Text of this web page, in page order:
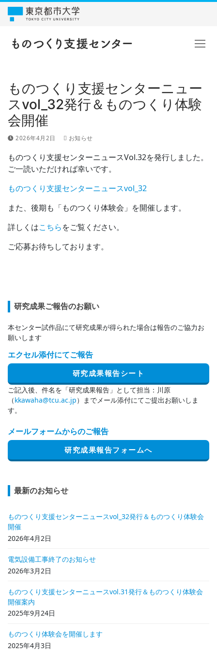
コ
ものつくり支援センターニュー
スvol_32発行＆ものつくり体験
会開催
2026年4月2日 お知らせ
ものつくり支援センターニュースVol.32を発行しました。
ご一読いただければ幸いです。
ものつくり支援センターニュースvol_32
また、後期も「ものつくり体験会」を開催します。
詳しくはこちらをご覧ください。
ご応募お待ちしております。
研究成果ご報告のお願い
本センター試作品にて研究成果が得られた場合は報告のご協力お
願いします
エクセル添付にてご報告
研究成果報告シート
ご記入後、件名を「研究成果報告」として担当：川原
（kkawaha@tcu.ac.jp）までメール添付にてご提出お願いしま
す。
メールフォームからのご報告
研究成果報告フォームへ
最新のお知らせ
ものつくり支援センターニュースvol_32発行＆ものつくり体験会
開催
2026年4月2日
電気設備工事終了のお知らせ
2026年3月2日
ものつくり支援センターニュースvol.31発行＆ものつくり体験会
開催案内
2025年9月24日
ものつくり体験会を開催します
2025年4月3日